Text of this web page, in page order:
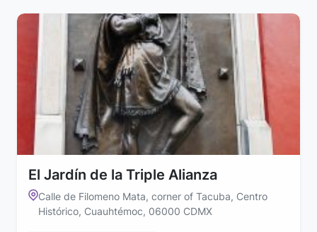
El Jardín de la Triple Alianza
Calle de Filomeno Mata, corner of Tacuba, Centro
Histórico, Cuauhtémoc, 06000 CDMX